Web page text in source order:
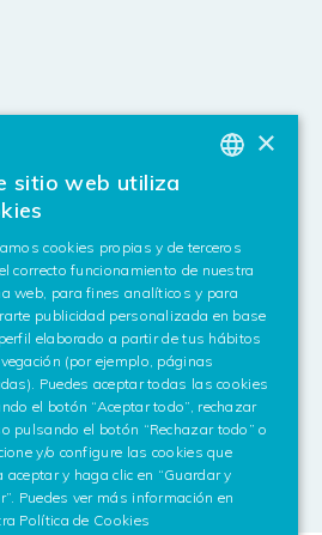
2, Deusto
ENGLISH
×
sitio web utiliza
cookies propias y de terceros
correcto funcionamiento de nuestra
web, para fines analíticos y para
publicidad personalizada en base
elaborado a partir de tus hábitos
(por ejemplo, páginas
Puedes aceptar todas las cookies
el botón “Aceptar todo”, rechazar
pulsando el botón “Rechazar todo” o
y/o configure las cookies que
aceptar y haga clic en “Guardar y
Puedes ver más información en
Política de Cookies